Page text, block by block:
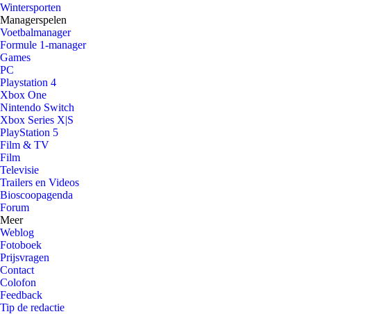
Wintersporten
Managerspelen
Voetbalmanager
Formule 1-manager
Games
PC
Playstation 4
Xbox One
Nintendo Switch
Xbox Series X|S
PlayStation 5
Film & TV
Film
Televisie
Trailers en Videos
Bioscoopagenda
Forum
Meer
Weblog
Fotoboek
Prijsvragen
Contact
Colofon
Feedback
Tip de redactie